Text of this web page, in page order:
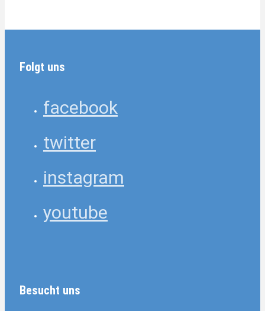
Folgt uns
facebook
twitter
instagram
youtube
Besucht uns